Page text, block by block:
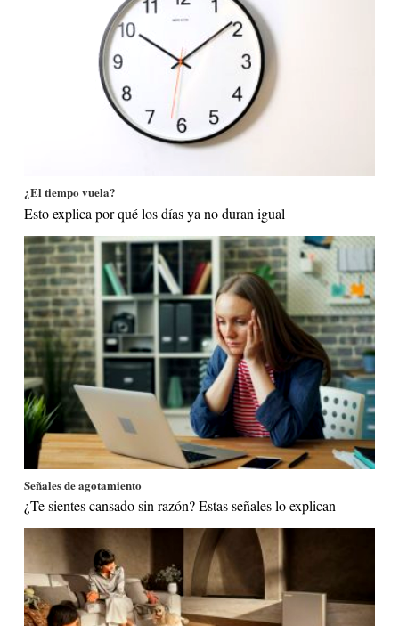
¿El tiempo vuela?
Esto explica por qué los días ya no duran igual
Señales de agotamiento
¿Te sientes cansado sin razón? Estas señales lo explican